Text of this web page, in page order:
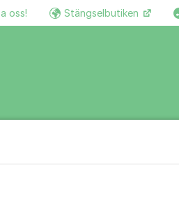
oss! Stängselbutiken